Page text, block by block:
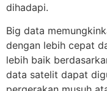
dihadapi.
Big data
dengan lebih cepat
lebih baik
data satelit dapat